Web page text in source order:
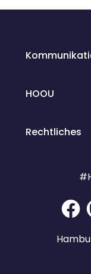
HOOU
Rechtliches